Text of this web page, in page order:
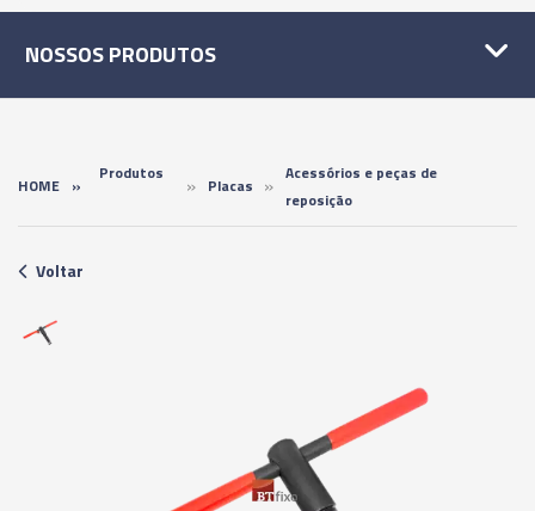
NOSSOS PRODUTOS
HOME »
Produtos » Placas » Acessórios e peças de
reposição
Voltar